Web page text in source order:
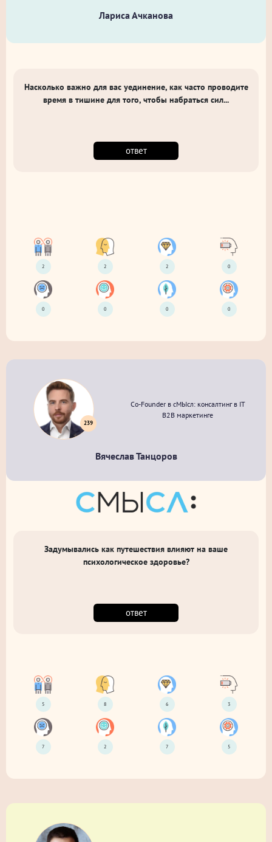
Лариса Ачканова
Насколько важно для вас уединение, как часто проводите
время в тишине для того, чтобы набраться сил...
ответ
2 2 2 0
0 0 0 0
239
Co-Founder в сМЫсл: консалтинг в IT
B2B маркетинге
Вячеслав Танцоров
Задумывались как путешествия влияют на ваше
психологическое здоровье?
ответ
5 8 6 3
7 2 7 5